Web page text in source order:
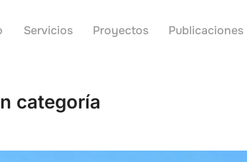
Servicios Proyectos Publicaciones
categoría